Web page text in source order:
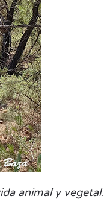
animal y vegetal.